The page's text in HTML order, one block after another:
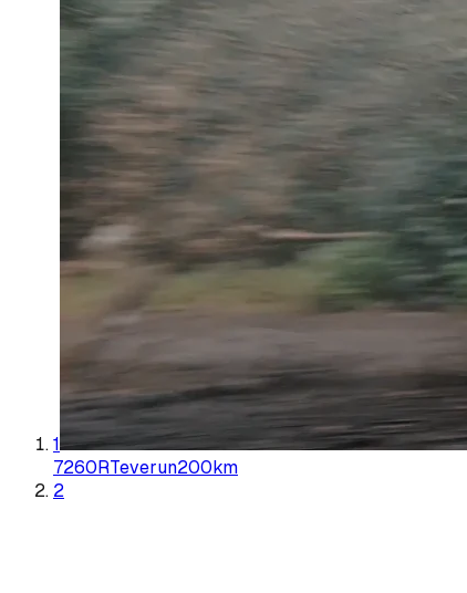
1
7260RTeverun200km
2